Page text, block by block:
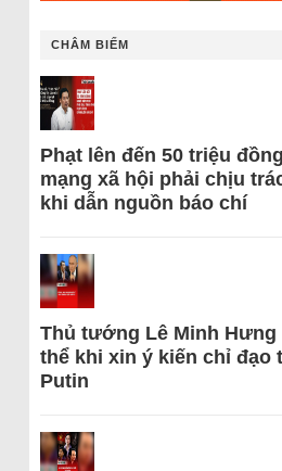
CHÂM BIẾM
Phạt lên đến 50 triệu
mạng xã hội phải chịu
khi dẫn nguồn báo chí
Thủ tướng Lê Minh Hưng
thể khi xin ý kiến chỉ đạo
Putin